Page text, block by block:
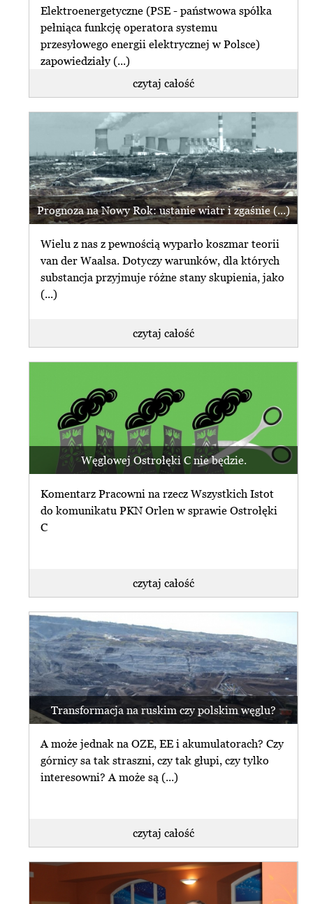
Elektroenergetyczne (PSE - państwowa spółka
pełniąca funkcję operatora systemu
przesyłowego energii elektrycznej w Polsce)
zapowiedziały (...)
czytaj całość
Prognoza na Nowy Rok: ustanie wiatr i zgaśnie (...)
Wielu z nas z pewnością wyparło koszmar teorii
van der Waalsa. Dotyczy warunków, dla których
substancja przyjmuje różne stany skupienia, jako
(...)
czytaj całość
Węglowej Ostrołęki C nie będzie.
Komentarz Pracowni na rzecz Wszystkich Istot
do komunikatu PKN Orlen w sprawie Ostrołęki
C
czytaj całość
Transformacja na ruskim czy polskim węglu?
A może jednak na OZE, EE i akumulatorach? Czy
górnicy sa tak straszni, czy tak głupi, czy tylko
interesowni? A może są (...)
czytaj całość